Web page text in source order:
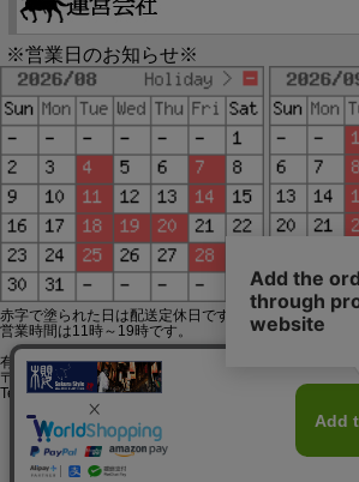
※営業日のお知らせ※
赤字で塗られた日は配送定休日です。
営業時間は11時～19時です。
有限会社ジップジップ SakuraStyle通販事業部
〒650-0021 神戸市中央区三宮町3-9-19イトウビル1,4F
Tel:078-332-2013 FAX:078-333-6644
SSL/TLSとは?